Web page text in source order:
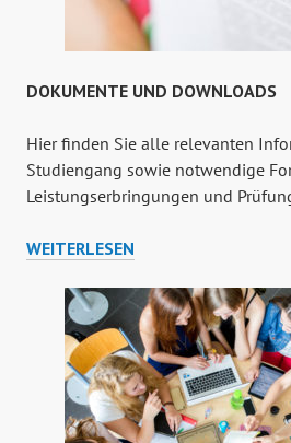
DOKUMENTE UND DOWNLOADS
Hier finden Sie alle relevanten
Studiengang sowie notwendige
Leistungserbringungen und
DOKUMENTE
DOWNLOADS
WEITERLESEN